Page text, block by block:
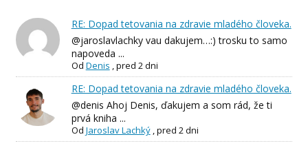
RE: Dopad tetovania na zdravie mladého človeka.
@jaroslavlachky vau dakujem…:) trosku to samo
napoveda ...
Od Denis ,pred 2 dni
RE: Dopad tetovania na zdravie mladého človeka.
@denis Ahoj Denis, ďakujem a som rád, že ti
prvá kniha ...
Od Jaroslav Lachký,pred 2 dni